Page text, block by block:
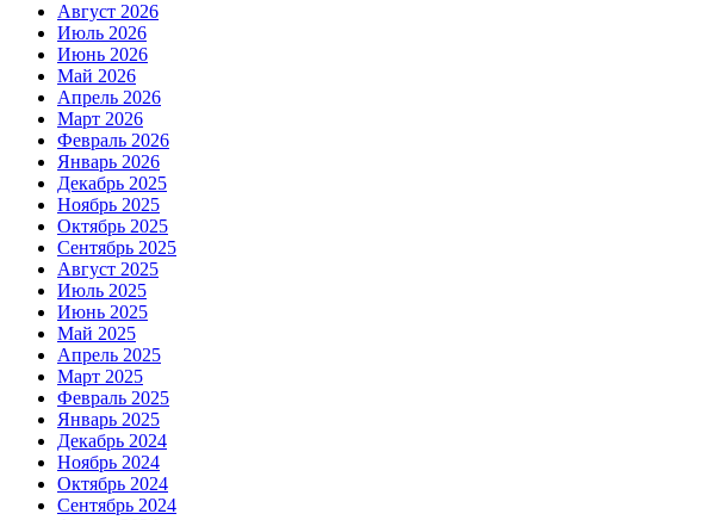
Август 2026
Июль 2026
Июнь 2026
Май 2026
Апрель 2026
Март 2026
Февраль 2026
Январь 2026
Декабрь 2025
Ноябрь 2025
Октябрь 2025
Сентябрь 2025
Август 2025
Июль 2025
Июнь 2025
Май 2025
Апрель 2025
Март 2025
Февраль 2025
Январь 2025
Декабрь 2024
Ноябрь 2024
Октябрь 2024
Сентябрь 2024